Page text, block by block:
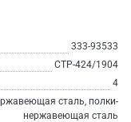
333-93533
СТР-424/1904
4
сталь, полки-
нержавеющая сталь